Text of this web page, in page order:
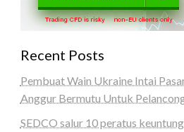
Recent Posts
Pembuat Wain Ukraine Intai
Anggur Bermutu Untuk
SEDCO salur 10 peratus